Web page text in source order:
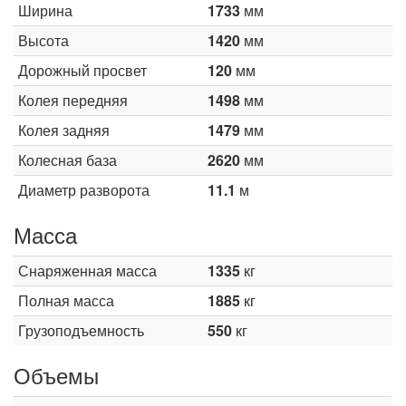
Ширина 1733 мм
Высота
1420 мм
Дорожный просвет
120 мм
Колея передняя
1498 мм
Колея задняя
1479 мм
Колесная база
2620 мм
Диаметр разворота
11.1 м
Масса
Снаряженная масса 1335 кг
Полная масса
1885 кг
Грузоподъемность
550 кг
Объемы